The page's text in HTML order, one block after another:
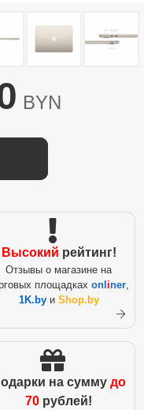
BYN
Высокий рейтинг!
Отзывы о магазине на
площадках onl iner,
1K.byи Shop.by
на сумму до
70 рублей!